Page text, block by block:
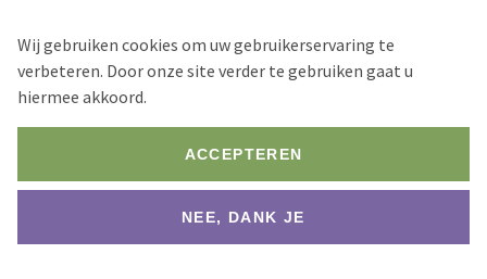
Stock
250+
€ 2,12
Stock
75+
€ 2,36 € 2,24 € 2,12
Wij gebruiken cookies om uw gebruikerservaring te
verbeteren. Door onze site verder te gebruiken gaat u
hiermee akkoord.
ACCEPTEREN
NEE, DANK JE